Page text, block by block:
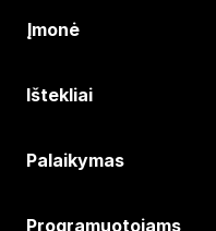
Įmonė
Ištekliai
Palaikymas
Programuotojams